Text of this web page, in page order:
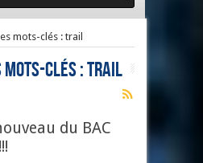
mots-clés : trail
mots-clés :trail
du BAC